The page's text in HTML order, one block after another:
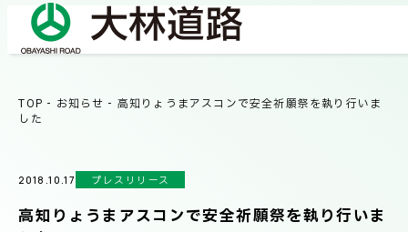
会社概要
BUSINESS
TOP - お知らせ - 高知りょうまアスコンで安全祈願祭を執り行いま
した
2018.10.17 プレスリリース
高知りょうまアスコンで安全祈願祭を執り行いま